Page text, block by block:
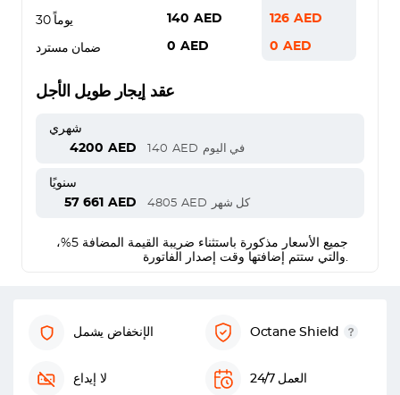
30 يوماً 140 AED 126 AED
ضمان مسترد 0 AED 0 AED
عقد إيجار طويل الأجل
شهري
4200 AED 140 AED في اليوم
سنويًا
57 661 AED 4805 AED كل شهر
جميع الأسعار مذكورة باستثناء ضريبة القيمة المضافة 5%،
والتي ستتم إضافتها وقت إصدار الفاتورة.
الإنخفاض يشمل Octane Shield
لا إيداع العمل 24/7